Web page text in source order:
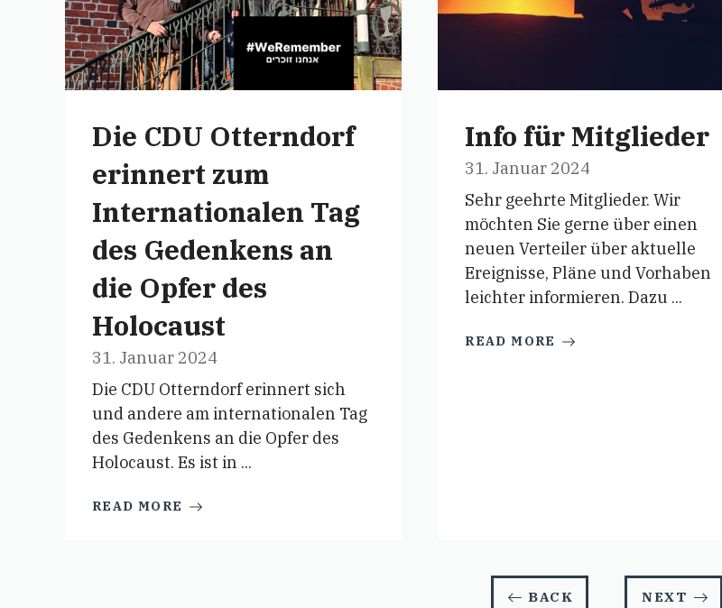
Die CDU Otterndorf
erinnert zum
Internationalen Tag
des Gedenkens an
die Opfer des
Holocaust
31. Januar 2024
Die CDU Otterndorf erinnert sich
und andere am internationalen Tag
des Gedenkens an die Opfer des
Holocaust. Es ist in ...
READ MORE
Info für Mitglieder
31. Januar 2024
Sehr geehrte Mitglieder. Wir
möchten Sie gerne über einen
neuen Verteiler über aktuelle
Ereignisse, Pläne und Vorhaben
leichter informieren. Dazu ...
READ MORE
BACK NEXT